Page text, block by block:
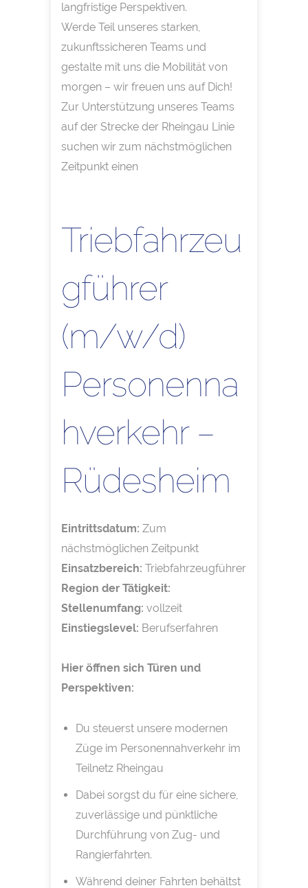
langfristige Perspektiven.
Werde Teil unseres starken,
zukunftssicheren Teams und
gestalte mit uns die Mobilität von
morgen – wir freuen uns auf Dich!
Zur Unterstützung unseres Teams
auf der Strecke der Rheingau Linie
suchen wir zum nächstmöglichen
Zeitpunkt einen
Triebfahrzeu
gführer
(m/w/d)
Personenna
hverkehr –
Rüdesheim
Eintrittsdatum: Zum
nächstmöglichen Zeitpunkt
Einsatzbereich: Triebfahrzeugführer
Region der Tätigkeit:
Stellenumfang: vollzeit
Einstiegslevel: Berufserfahren
Hier öffnen sich Türen und
Perspektiven:
Du steuerst unsere modernen
Züge im Personennahverkehr im
Teilnetz Rheingau
Dabei sorgst du für eine sichere,
zuverlässige und pünktliche
Durchführung von Zug- und
Rangierfahrten.
Während deiner Fahrten behältst